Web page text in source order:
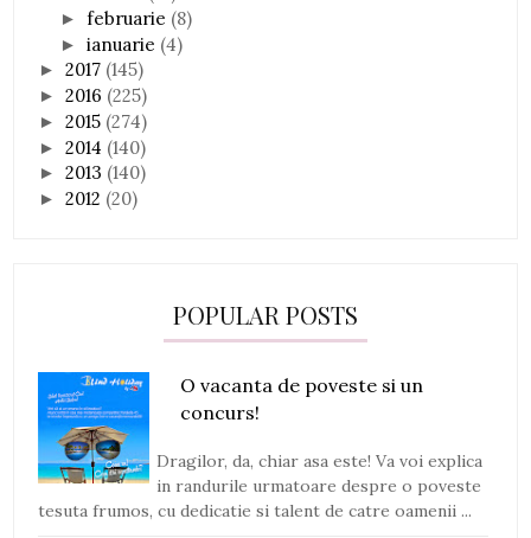
►februarie (8)
►ianuarie (4)
►2017 (145)
►2016 (225)
►2015 (274)
►2014 (140)
►2013 (140)
►2012 (20)
POPULAR POSTS
O vacanta de poveste si un
concurs!
Dragilor, da, chiar asa este! Va voi explica
in randurile urmatoare despre o poveste
tesuta frumos, cu dedicatie si talent de catre oamenii ...